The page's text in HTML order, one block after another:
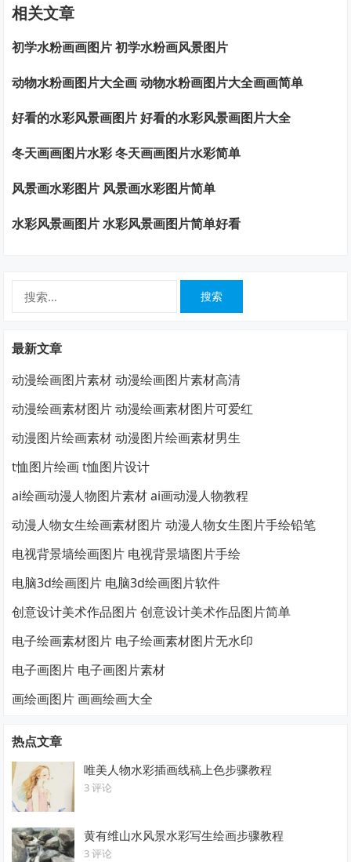
相关文章
初学水粉画画图片 初学水粉画风景图片
动物水粉画图片大全画 动物水粉画图片大全画画简单
好看的水彩风景画图片 好看的水彩风景画图片大全
冬天画画图片水彩 冬天画画图片水彩简单
风景画水彩图片 风景画水彩图片简单
水彩风景画图片 水彩风景画图片简单好看
最新文章
动漫绘画图片素材 动漫绘画图片素材高清
动漫绘画素材图片 动漫绘画素材图片可爱红
动漫图片绘画素材 动漫图片绘画素材男生
t恤图片绘画 t恤图片设计
ai绘画动漫人物图片素材 ai画动漫人物教程
动漫人物女生绘画素材图片 动漫人物女生图片手绘铅笔
电视背景墙绘画图片 电视背景墙图片手绘
电脑3d绘画图片 电脑3d绘画图片软件
创意设计美术作品图片 创意设计美术作品图片简单
电子绘画素材图片 电子绘画素材图片无水印
电子画图片 电子画图片素材
画绘画图片 画画绘画大全
热点文章
唯美人物水彩插画线稿上色步骤教程
3 评论
黄有维山水风景水彩写生绘画步骤教程
3 评论